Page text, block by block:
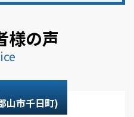
様の声
山市千日町)